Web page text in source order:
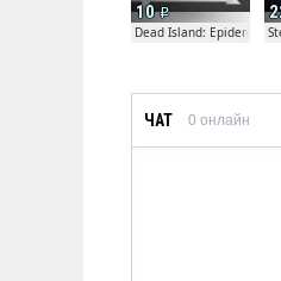
10
Dead Island: Epidemic
ЧАТ 0 онлайн